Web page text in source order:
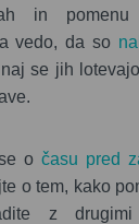
in pomenu
vedo, da so
se jih
seočasu pred
o tem, kako
z drugimi